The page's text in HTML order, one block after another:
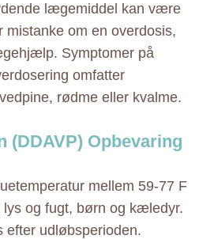
lægemiddel kan være
mistanke om en overdosis,
Symptomer på
omfatter
rødme eller kvalme.
(DDAVP) Opbevaring
mellem 59-77 F
og fugt, børn og kæledyr.
efter udløbsperioden.